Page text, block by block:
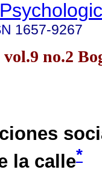
1657-9267
no.2
la calle*